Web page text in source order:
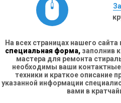
На всех страницах нашего
специальная форма, заполнив
мастера для ремонта
необходимы ваши
техники и краткое описание
указанной информации
вами в